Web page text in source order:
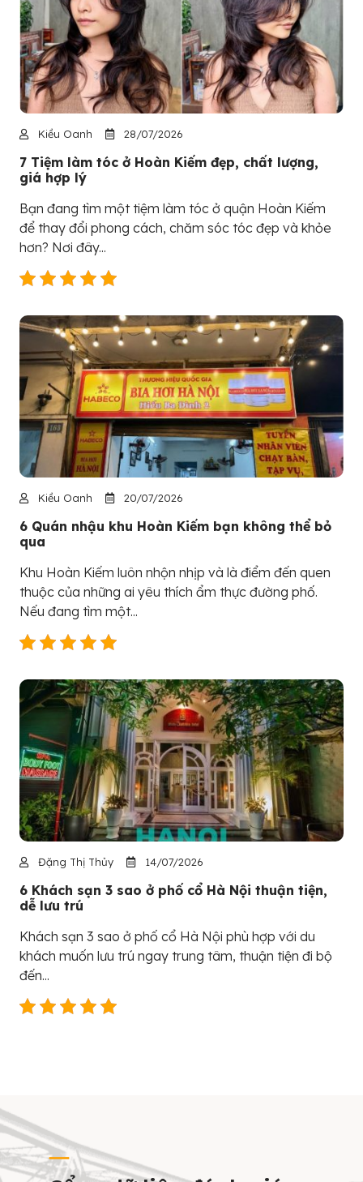
Kiều Oanh 28/07/2026
7 Tiệm làm tóc ở Hoàn Kiếm đẹp, chất lượng,
giá hợp lý
Bạn đang tìm một tiệm làm tóc ở quận Hoàn Kiếm
để thay đổi phong cách, chăm sóc tóc đẹp và khỏe
hơn? Nơi đây...
Kiều Oanh 20/07/2026
6 Quán nhậu khu Hoàn Kiếm bạn không thể bỏ
qua
Khu Hoàn Kiếm luôn nhộn nhịp và là điểm đến quen
thuộc của những ai yêu thích ẩm thực đường phố.
Nếu đang tìm một...
Đặng Thị Thủy 14/07/2026
6 Khách sạn 3 sao ở phố cổ Hà Nội thuận tiện,
dễ lưu trú
Khách sạn 3 sao ở phố cổ Hà Nội phù hợp với du
khách muốn lưu trú ngay trung tâm, thuận tiện đi bộ
đến...